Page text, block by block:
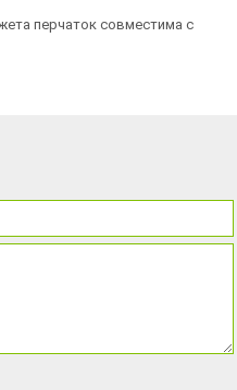
перчаток совместима с